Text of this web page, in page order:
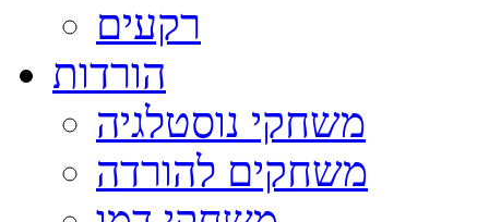
רקעים
הורדות
משחקי נוסטלגיה
משחקים להורדה